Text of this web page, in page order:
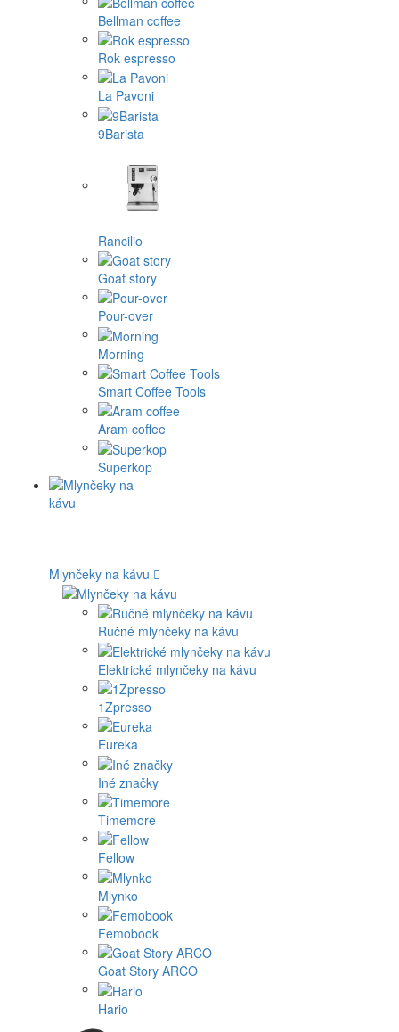
Bellman coffee
Rok espresso
La Pavoni
9Barista
Rancilio
Goat story
Pour-over
Morning
Smart Coffee Tools
Aram coffee
Superkop
Mlynčeky na kávu
Ručné mlynčeky na kávu
Elektrické mlynčeky na kávu
1Zpresso
Eureka
Iné značky
Timemore
Fellow
Mlynko
Femobook
Goat Story ARCO
Hario